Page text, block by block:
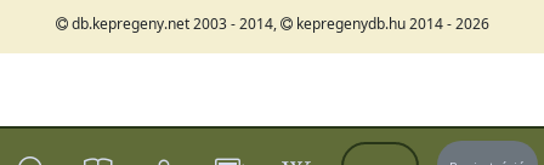
db.kepregeny.net 2003 - 2014, kepregenydb.hu 2014 - 2026